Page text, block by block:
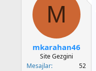
M
mkarahan46
Site Gezgini
Mesajlar
52